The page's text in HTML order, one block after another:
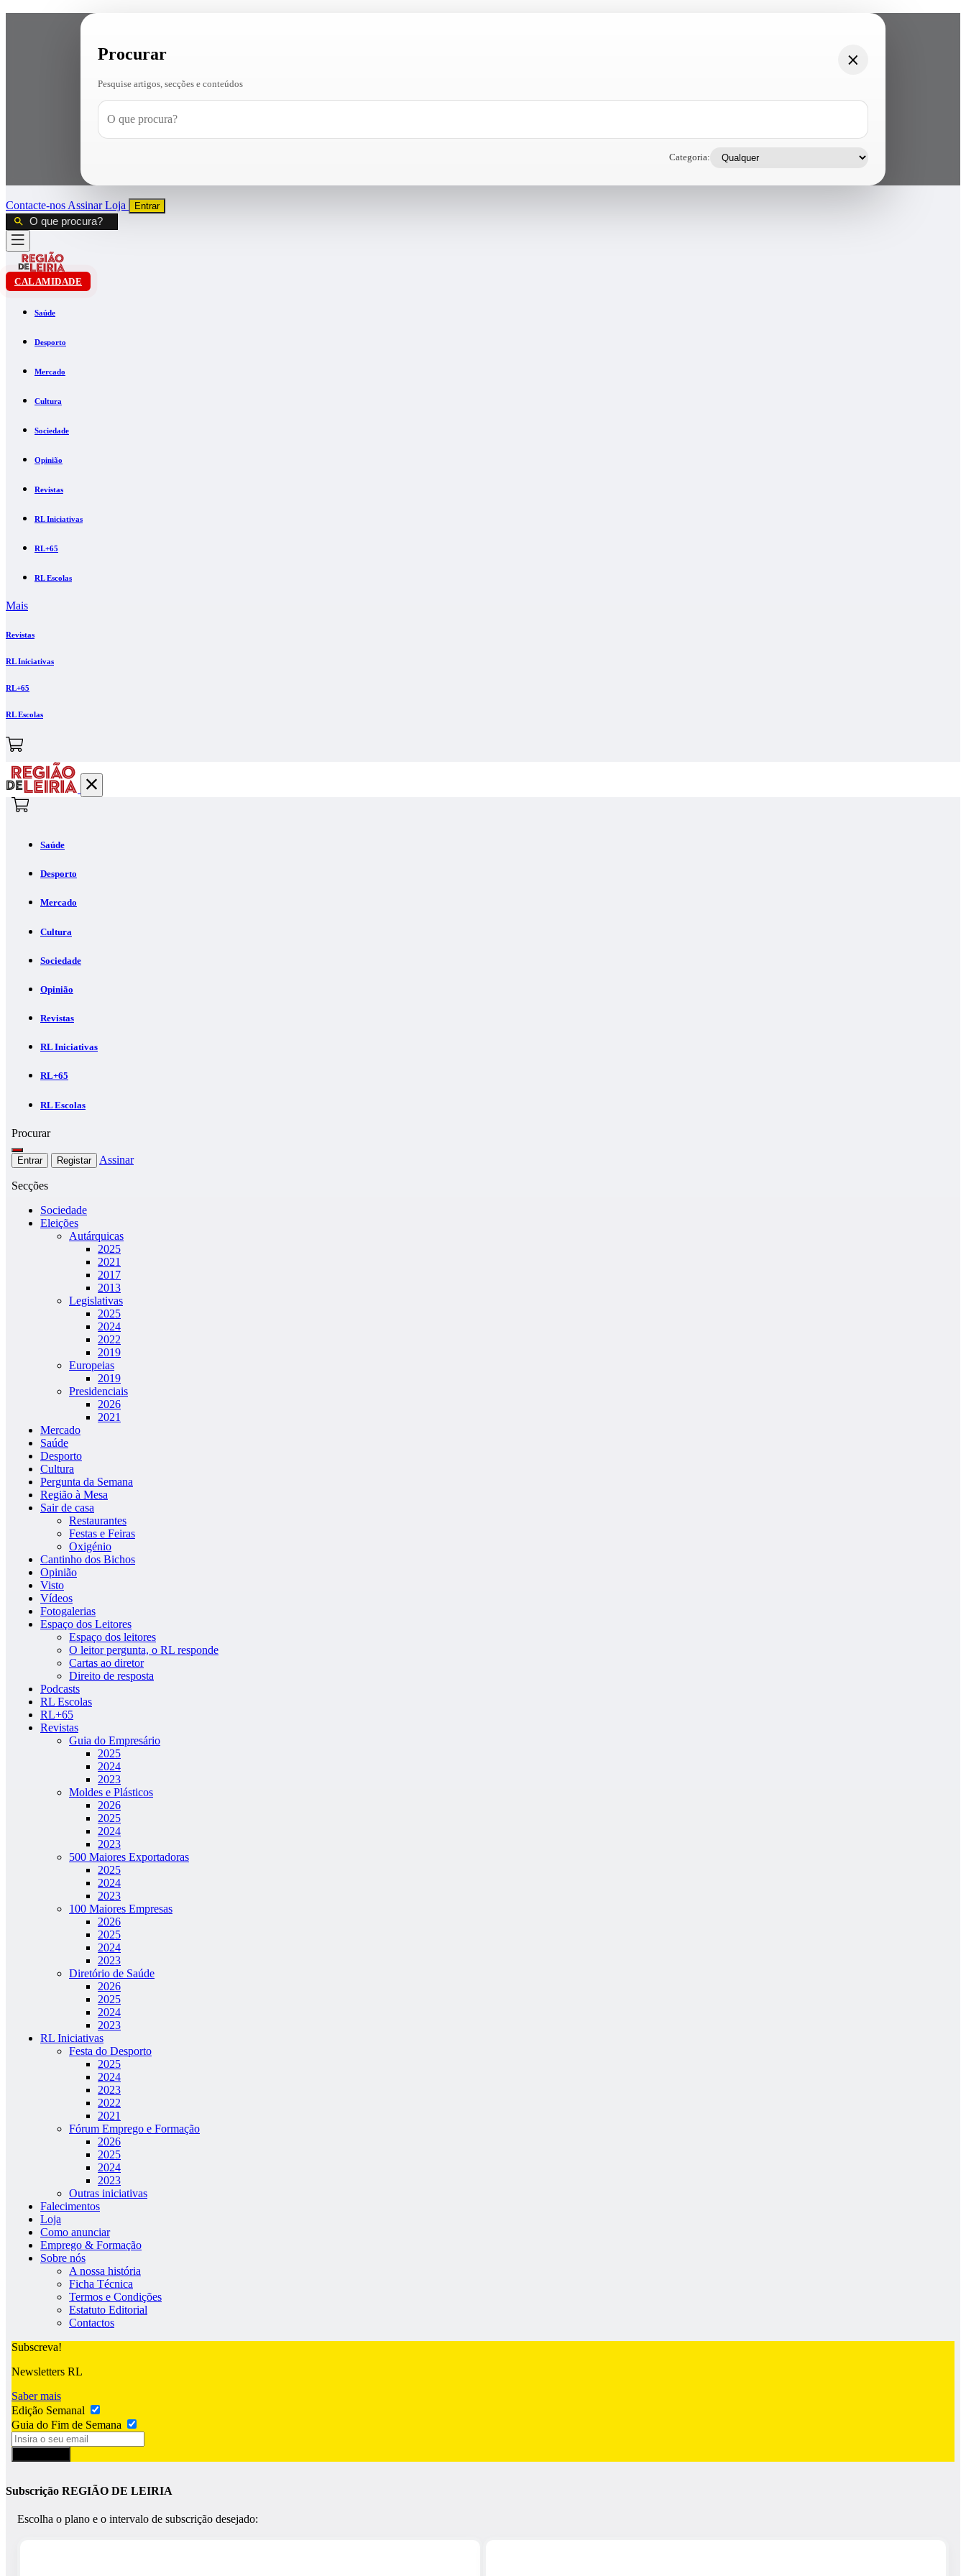
Procurar
Pesquise artigos, secções e conteúdos
Categoria:
Contacte-nos AssinarLoja Entrar
CALAMIDADE
Saúde
Desporto
Mercado
Cultura
Sociedade
Opinião
Revistas
RL Iniciativas
RL+65
RL Escolas
Mais
Revistas
RL Iniciativas
RL+65
RL Escolas
Saúde
Desporto
Mercado
Cultura
Sociedade
Opinião
Revistas
RL Iniciativas
RL+65
RL Escolas
Procurar
Entrar Registar Assinar
Secções
Sociedade
Eleições
Autárquicas
2025
2021
2017
2013
Legislativas
2025
2024
2022
2019
Europeias
2019
Presidenciais
2026
2021
Mercado
Saúde
Desporto
Cultura
Pergunta da Semana
Região à Mesa
Sair de casa
Restaurantes
Festas e Feiras
Oxigénio
Cantinho dos Bichos
Opinião
Visto
Vídeos
Fotogalerias
Espaço dos Leitores
Espaço dos leitores
O leitor pergunta, o RL responde
Cartas ao diretor
Direito de resposta
Podcasts
RL Escolas
RL+65
Revistas
Guia do Empresário
2025
2024
2023
Moldes e Plásticos
2026
2025
2024
2023
500 Maiores Exportadoras
2025
2024
2023
100 Maiores Empresas
2026
2025
2024
2023
Diretório de Saúde
2026
2025
2024
2023
RL Iniciativas
Festa do Desporto
2025
2024
2023
2022
2021
Fórum Emprego e Formação
2026
2025
2024
2023
Outras iniciativas
Falecimentos
Loja
Como anunciar
Emprego & Formação
Sobre nós
A nossa história
Ficha Técnica
Termos e Condições
Estatuto Editorial
Contactos
Subscreva!
Newsletters RL
Saber mais
Edição Semanal
Guia do Fim de Semana
Subscrição REGIÃO DE LEIRIA
Escolha o plano e o intervalo de subscrição desejado: